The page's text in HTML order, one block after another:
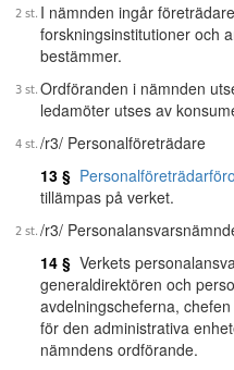
I nämnden ingår
forskningsinstitutioner och
bestämmer.
Ordföranden i nämnden
ledamöter utses av
/r3/ Personalföreträdare
13 §
tillämpas på verket.
/r3/
14 § Verkets
generaldirektören och
avdelningscheferna,
för den administrativa
nämndens ordförande.